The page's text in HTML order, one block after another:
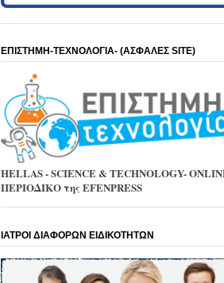
ΕΠΙΣΤΗΜΗ-ΤΕΧΝΟΛΟΓΙΑ- (ΑΣΦΑΛΕΣ SITE)
HELLAS - SCIENCE & TECHNOLOGY-
ΠΕΡΙΟΔΙΚΟ της EFENPRESS
ΙΑΤΡΟΙ ΔΙΑΦΟΡΩΝ ΕΙΔΙΚΟΤΗΤΩΝ